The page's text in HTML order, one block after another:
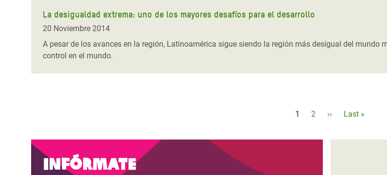
La desigualdad extrema: uno de los mayores desafíos para el desarrollo
20 Noviembre 2014
A pesar de los avances en la región, Latinoamérica sigue siendo la región más desigual del mundo
control en el mundo.
Página
1 Página
2
Siguiente
››
Última
Last »
Infórmate